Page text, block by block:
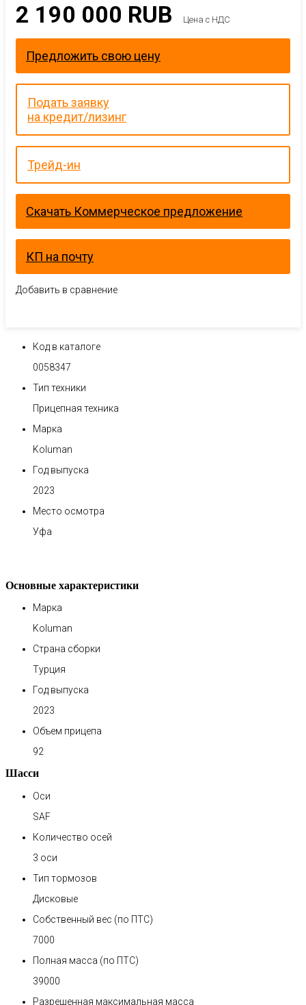
2 190 000 RUB Цена с НДС
Предложить свою цену
Подать заявку
на кредит/лизинг
Трейд-ин
Скачать Коммерческое предложение
КП на почту
Добавить в сравнение
Код в каталоге
0058347
Тип техники
Прицепная техника
Марка
Koluman
Год выпуска
2023
Место осмотра
Уфа
Основные характеристики
Марка
Koluman
Страна сборки
Турция
Год выпуска
2023
Объем прицепа
92
Шасси
Оси
SAF
Количество осей
3 оси
Тип тормозов
Дисковые
Собственный вес (по ПТС)
7000
Полная масса (по ПТС)
39000
Разрешенная максимальная масса